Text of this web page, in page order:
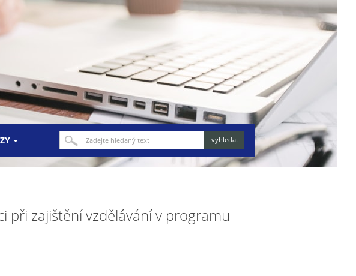
při zajištění vzdělávání v programu